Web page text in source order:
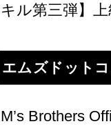
キル第三弾】
エムズドット
M’s Brothers